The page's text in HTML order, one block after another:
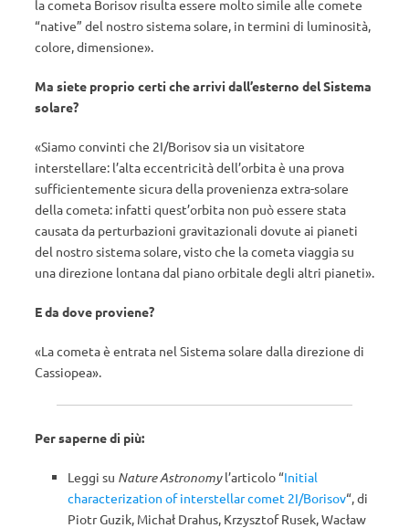
la cometa Borisov risulta essere molto simile alle comete
“native” del nostro sistema solare, in termini di luminosità,
colore, dimensione».
Ma siete proprio certi che arrivi dall’esterno del Sistema
solare?
«Siamo convinti che 2I/Borisov sia un visitatore
interstellare: l’alta eccentricità dell’orbita è una prova
sufficientemente sicura della provenienza extra-solare
della cometa: infatti quest’orbita non può essere stata
causata da perturbazioni gravitazionali dovute ai pianeti
del nostro sistema solare, visto che la cometa viaggia su
una direzione lontana dal piano orbitale degli altri pianeti».
E da dove proviene?
«La cometa è entrata nel Sistema solare dalla direzione di
Cassiopea».
Per saperne di più:
Leggi su Nature Astronomyl’articolo “Initial
characterization of interstellar comet 2I/Borisov“, di
Piotr Guzik, Michał Drahus, Krzysztof Rusek, Wacław